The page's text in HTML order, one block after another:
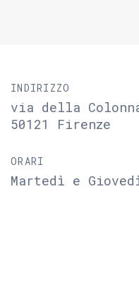
INDIRIZZO
via della
50121 Firenze
ORARI
Martedì e